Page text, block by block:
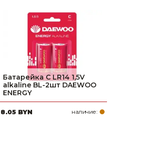
Батарейка C LR14 1,5V
alkaline BL-2шт DAEWOO
ENERGY
8.05 BYN наличие: